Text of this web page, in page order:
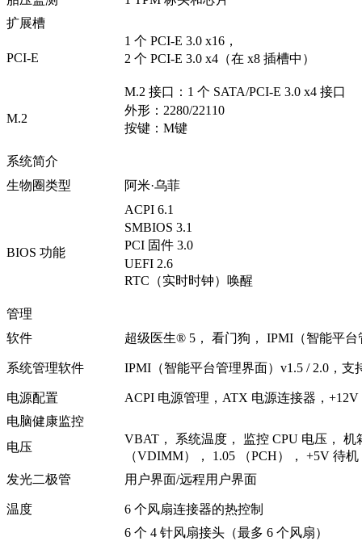
扩展槽
PCI-E
1 个 PCI-E 3.0 x16，
2 个 PCI-E 3.0 x4（在 x8 插槽中）
M.2
M.2 接口：1 个 SATA/PCI-E 3.0 x4 接口
外形：2280/22110
按键：M键
系统简介
生物圈类型
阿米·乌菲
BIOS 功能
ACPI 6.1
SMBIOS 3.1
PCI 固件 3.0
UEFI 2.6
RTC（实时时钟）唤醒
管理
软件
超级医生® 5， 看门狗， IPMI（智能平
系统管理软件 IPMI（智能平台管理界面）v1.5 / 2.0，支
电源配置
ACPI 电源管理，ATX 电源连接器，
电脑健康监控
电压
VBAT， 系统温度， 监控 CPU 电压，
（VDIMM）， 1.05 （PCH）， +5V 待
发光二极管
用户界面/远程用户界面
温度 6 个风扇连接器的热控制
6 个 4 针风扇接头（最多 6 个风扇）